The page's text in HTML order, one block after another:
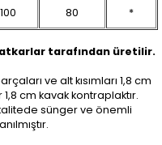
100 80 *
tarafından üretilir.
ve alt kısımları 1,8 cm
cm kavak kontraplaktır.
kalitede sünger ve önemli